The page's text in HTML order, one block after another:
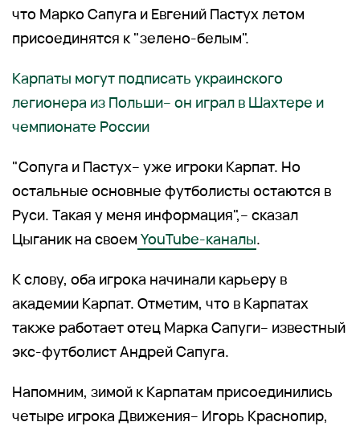
что Марко Сапуга и Евгений Пастух летом
присоединятся к "зелено-белым".
Карпаты могут подписать украинского
легионера из Польши– он играл в Шахтере и
чемпионате России
"Сопуга и Пастух– уже игроки Карпат. Но
остальные основные футболисты остаются в
Руси. Такая у меня информация",– сказал
Цыганик на своем YouTube-каналы.
К слову, оба игрока начинали карьеру в
академии Карпат. Отметим, что в Карпатах
также работает отец Марка Сапуги– известный
экс-футболист Андрей Сапуга.
Напомним, зимой к Карпатам присоединились
четыре игрока Движения– Игорь Краснопир,